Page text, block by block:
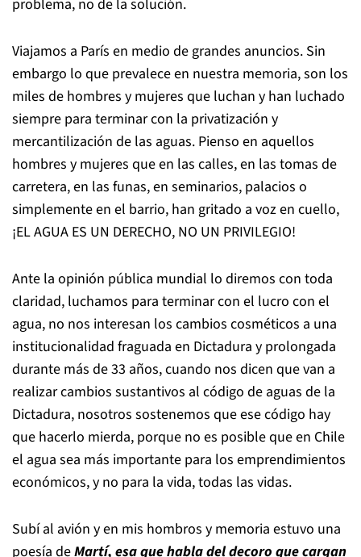
problema, no de la solución.
Viajamos a París en medio de grandes anuncios. Sin
embargo lo que prevalece en nuestra memoria, son los
miles de hombres y mujeres que luchan y han luchado
siempre para terminar con la privatización y
mercantilización de las aguas. Pienso en aquellos
hombres y mujeres que en las calles, en las tomas de
carretera, en las funas, en seminarios, palacios o
simplemente en el barrio, han gritado a voz en cuello,
¡EL AGUA ES UN DERECHO, NO UN PRIVILEGIO!
Ante la opinión pública mundial lo diremos con toda
claridad, luchamos para terminar con el lucro con el
agua, no nos interesan los cambios cosméticos a una
institucionalidad fraguada en Dictadura y prolongada
durante más de 33 años, cuando nos dicen que van a
realizar cambios sustantivos al código de aguas de la
Dictadura, nosotros sostenemos que ese código hay
que hacerlo mierda, porque no es posible que en Chile
el agua sea más importante para los emprendimientos
económicos, y no para la vida, todas las vidas.
Subí al avión y en mis hombros y memoria estuvo una
poesía deMartí, esa que habla del decoro que cargan